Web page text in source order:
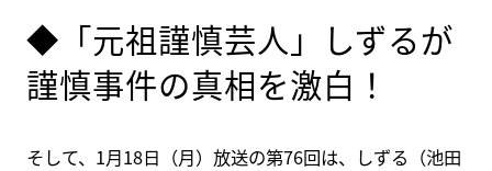
◆「元祖謹慎芸人」しずるが
謹慎事件の真相を激白！
そして、1月18日（月）放送の第76回は、しずる（池田